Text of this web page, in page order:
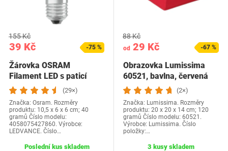
39 Kč
155 Kč
-75 %
Žárovka OSRAM
Filament LED s paticí
E27, teplá bílá…(29×)
Značka: Osram. Rozměry
produktu: 10,5 x 6 x 6 cm; 40
gramů Číslo modelu:
4058075427860. Výrobce:
LEDVANCE. Číslo…
Poslední kus skladem
od 29 Kč
88 Kč
-67 %
Obrazovka Lumissima
60521, bavlna, červená
(2×)
Značka: Lumissima. Rozměry
produktu: 20 x 20 x 14 cm; 120
gramů Číslo modelu: 60521.
Výrobce: Lumissima. Číslo
položky:…
3 kusy skladem